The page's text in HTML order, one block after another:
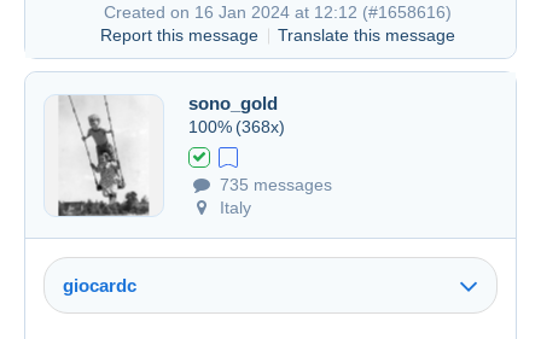
Created on 16 Jan 2024 at 12:12 (#1658616)
Report this message
Translate this message
sono_gold
100% (368x)
735 messages
Italy
giocardc